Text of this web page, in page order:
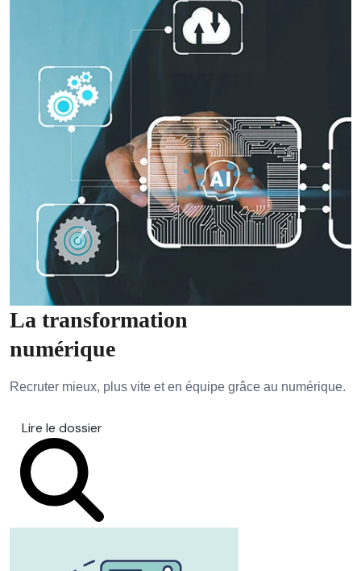
La transformation
numérique
Recruter mieux, plus vite et en équipe grâce au numérique.
Lire le dossier